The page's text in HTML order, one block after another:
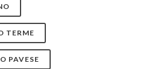
TERME
PAVESE